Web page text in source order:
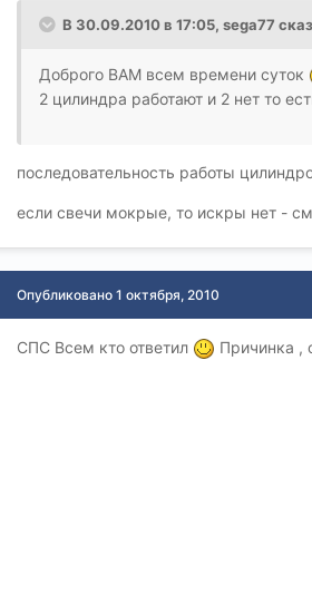
В 30.09.2010 в 17:05, sega77
Доброго ВАМ всем времени суток
2 цилиндра работают и 2 нет то
последовательность работы
если свечи мокрые, то искры нет -
Опубликовано 1 октября, 2010
СПС Всем кто ответил Причинка ,